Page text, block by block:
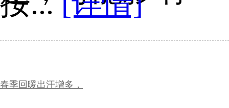
春季回暖出汗增多，